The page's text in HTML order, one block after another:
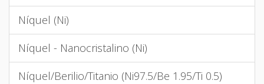
Níquel (Ni)
Níquel - Nanocristalino (Ni)
Níquel/Berilio/Titanio (Ni97.5/Be 1.95/Ti 0.5)